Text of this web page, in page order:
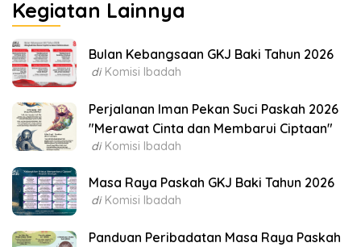
Kegiatan Lainnya
Bulan Kebangsaan GKJ Baki Tahun 2026
di Komisi Ibadah
Perjalanan Iman Pekan Suci Paskah 2026
"Merawat Cinta dan Membarui Ciptaan"
di Komisi Ibadah
Masa Raya Paskah GKJ Baki Tahun 2026
di Komisi Ibadah
Panduan Peribadatan Masa Raya Paskah